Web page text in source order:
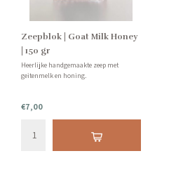
Zeepblok | Goat Milk Honey
| 150 gr
Heerlijke handgemaakte zeep met
geitenmelk en honing.
€7,00